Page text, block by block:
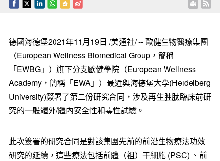
德國海德堡2021年11月19日 /美通社/ -- 歐健生物醫療集團
（European Wellness Biomedical Group，簡稱
「EWBG」）旗下分支歐健學院（European Wellness
Academy，簡稱「EWA」）最近與海德堡大學(Heidelberg
University)簽署了第二份研究合同，涉及再生胜肽臨床前研
究的一般體外/體內安全性和毒性試驗。
此次簽署的研究合同是對該集團先前的前沿生物療法功效
研究的延續，這些療法包括前體（祖）干細胞 (PSC) 、前